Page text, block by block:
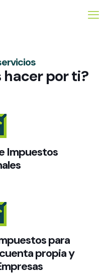
hacer por ti?
Impuestos
para
propia y